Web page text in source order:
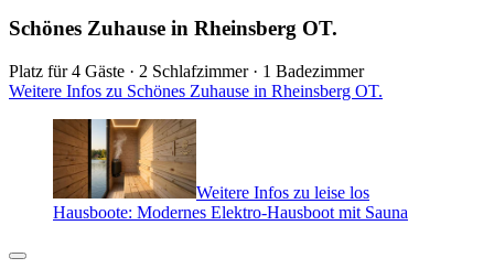
Schönes Zuhause in Rheinsberg OT.
Platz für 4 Gäste · 2 Schlafzimmer · 1 Badezimmer
Weitere Infos zu Schönes Zuhause in Rheinsberg OT.
Weitere Infos zu leise los
Hausboote: Modernes Elektro-Hausboot mit Sauna